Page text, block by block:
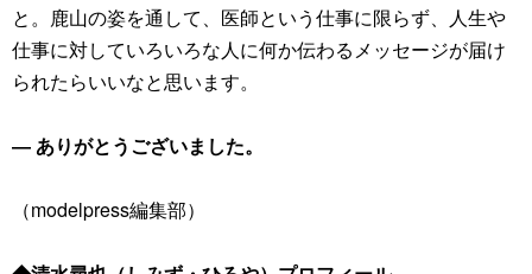
と。鹿山の姿を通して、医師という仕事に限らず、人生や
仕事に対していろいろな人に何か伝わるメッセージが届け
られたらいいなと思います。
― ありがとうございました。
（modelpress編集部）